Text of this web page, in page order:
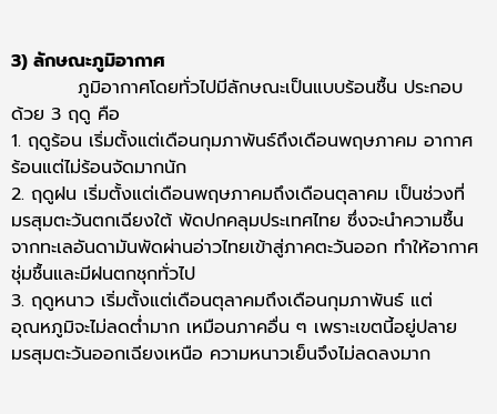
3) ลักษณะภูมิอากาศ
ภูมิอากาศโดยทั่วไปมีลักษณะเป็นแบบร้อนชื้น ประกอบ
ด้วย 3 ฤดู คือ
1. ฤดูร้อน เริ่มตั้งแต่เดือนกุมภาพันธ์ถึงเดือนพฤษภาคม อากาศ
ร้อนแต่ไม่ร้อนจัดมากนัก
2. ฤดูฝน เริ่มตั้งแต่เดือนพฤษภาคมถึงเดือนตุลาคม เป็นช่วงที่
มรสุมตะวันตกเฉียงใต้ พัดปกคลุมประเทศไทย ซึ่งจะนําความชื้น
จากทะเลอันดามันพัดผ่านอ่าวไทยเข้าสู่ภาคตะวันออก ทําให้อากาศ
ชุ่มชื้นและมีฝนตกชุกทั่วไป
3. ฤดูหนาว เริ่มตั้งแต่เดือนตุลาคมถึงเดือนกุมภาพันธ์ แต่
อุณหภูมิจะไม่ลดต่ำมาก เหมือนภาคอื่น ๆ เพราะเขตนี้อยู่ปลาย
มรสุมตะวันออกเฉียงเหนือ ความหนาวเย็นจึงไม่ลดลงมาก